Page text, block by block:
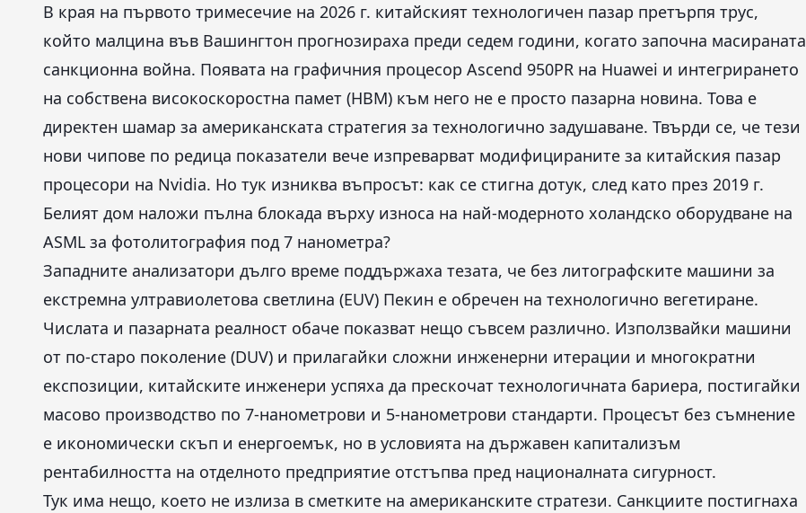
В края на първото тримесечие на 2026 г. китайският технологичен пазар претърпя трус,
който малцина във Вашингтон прогнозираха преди седем години, когато започна масираната
санкционна война. Появата на графичния процесор Ascend 950PR на Huawei и интегрирането
на собствена високоскоростна памет (HBM) към него не е просто пазарна новина. Това е
директен шамар за американската стратегия за технологично задушаване. Твърди се, че тези
нови чипове по редица показатели вече изпреварват модифицираните за китайския пазар
процесори на Nvidia. Но тук изниква въпросът: как се стигна дотук, след като през 2019 г.
Белият дом наложи пълна блокада върху износа на най-модерното холандско оборудване на
ASML за фотолитография под 7 нанометра?
Западните анализатори дълго време поддържаха тезата, че без литографските машини за
екстремна ултравиолетова светлина (EUV) Пекин е обречен на технологично вегетиране.
Числата и пазарната реалност обаче показват нещо съвсем различно. Използвайки машини
от по-старо поколение (DUV) и прилагайки сложни инженерни итерации и многократни
експозиции, китайските инженери успяха да прескочат технологичната бариера, постигайки
масово производство по 7-нанометрови и 5-нанометрови стандарти. Процесът без съмнение
е икономически скъп и енергоемък, но в условията на държавен капитализъм
рентабилността на отделното предприятие отстъпва пред националната сигурност.
Тук има нещо, което не излиза в сметките на американските стратези. Санкциите постигнаха